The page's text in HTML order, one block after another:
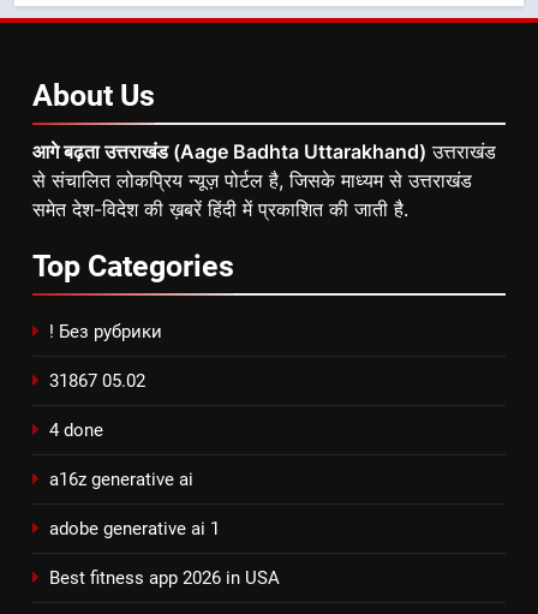
About Us
आगे बढ़ता उत्तराखंड (Aage Badhta Uttarakhand) उत्तराखंड
से संचालित लोकप्रिय न्यूज़ पोर्टल है, जिसके माध्यम से उत्तराखंड
समेत देश-विदेश की ख़बरें हिंदी में प्रकाशित की जाती है.
Top Categories
! Без рубрики
31867 05.02
4 done
a16z generative ai
adobe generative ai 1
Best fitness app 2026 in USA